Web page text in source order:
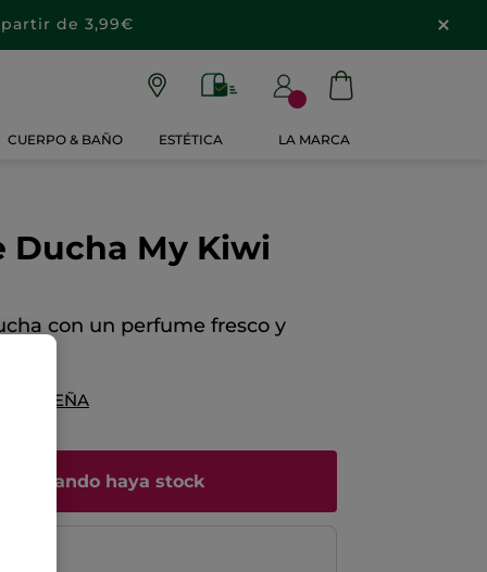
partir de 3,99€
CUERPO & BAÑO ESTÉTICA LA MARCA
Ducha My Kiwi
con un perfume fresco y
RESEÑA
cuando haya stock